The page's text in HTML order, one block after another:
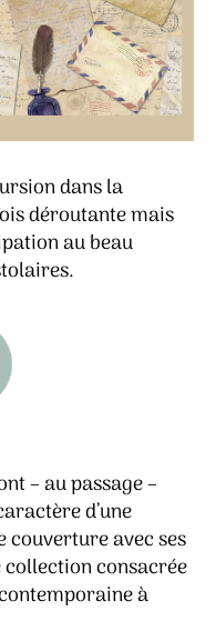
dans la
déroutante mais
au beau
– au passage –
d’une
avec ses
consacrée
à